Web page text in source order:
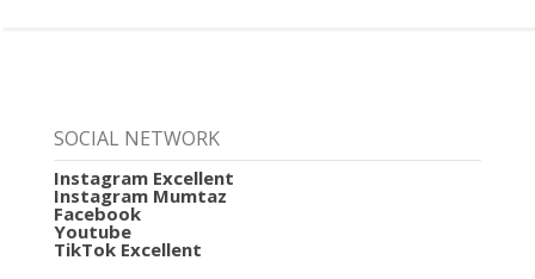
SOCIAL NETWORK
Instagram Excellent
Instagram Mumtaz
Facebook
Youtube
TikTok Excellent